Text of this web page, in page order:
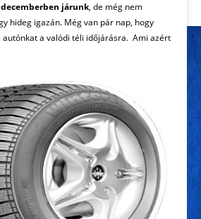
járunk, de még nem
hideg igazán. Még van pár nap, hogy
autónkat a valódi téli időjárásra. Ami azért